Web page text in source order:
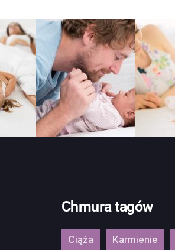
Chmura tagów
Ciąża Karmienie